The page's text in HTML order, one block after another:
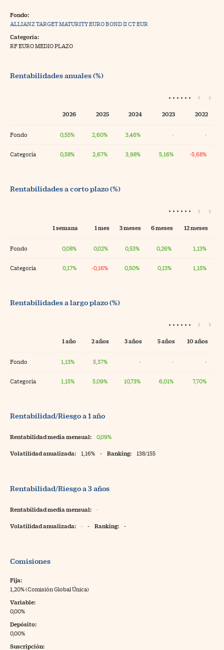
Fondo:
ALLIANZ TARGET MATURITY EURO BOND II CT EUR
Categoría:
RF EURO MEDIO PLAZO
Rentabilidades anuales (%)
2026 2025 2024 2023 2022
Fondo 0,55% 2,60% 3,46% · ·
Categoría 0,58% 2,67% 3,98% 5,16% -5,68%
Rentabilidades a corto plazo (%)
1 semana 1 mes 3 meses 6 meses 12 meses
Fondo 0,08% 0,02% 0,53% 0,26% 1,13%
Categoría 0,17% -0,16% 0,50% 0,13% 1,15%
Rentabilidades a largo plazo (%)
1 año 2 años 3 años 5 años 10 años
Fondo 1,13% 5,37% · · ·
Categoría 1,15% 5,09% 10,73% 6,01% 7,70%
Rentabilidad/Riesgo a 1 año
Rentabilidad media mensual: 0,09%
Volatilidad anualizada: 1,16% - Ranking: 138/155
Rentabilidad/Riesgo a 3 años
Rentabilidad media mensual: ·
Volatilidad anualizada: · - Ranking: -
Comisiones
Fija:
1,20% (Comisión Global Única)
Variable:
0,00%
Depósito:
0,00%
Suscripción: